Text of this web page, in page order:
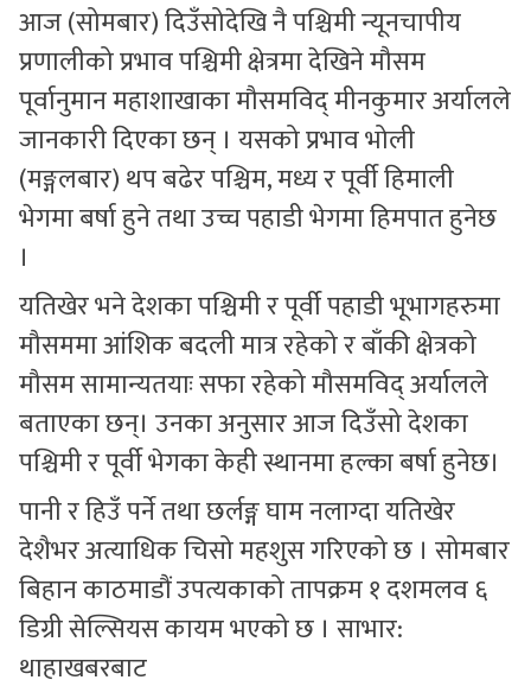
आज (सोमबार) दिउँसोदेखि नै पश्चिमी न्यूनचापीय
प्रणालीको प्रभाव पश्चिमी क्षेत्रमा देखिने मौसम
पूर्वानुमान महाशाखाका मौसमविद् मीनकुमार अर्यालले
जानकारी दिएका छन् । यसको प्रभाव भोली
(मङ्गलबार) थप बढेर पश्चिम, मध्य र पूर्वी हिमाली
भेगमा बर्षा हुने तथा उच्च पहाडी भेगमा हिमपात हुनेछ
।
यतिखेर भने देशका पश्चिमी र पूर्वी पहाडी भूभागहरुमा
मौसममा आंशिक बदली मात्र रहेको र बाँकी क्षेत्रको
मौसम सामान्यतयाः सफा रहेको मौसमविद् अर्यालले
बताएका छन्। उनका अनुसार आज दिउँसो देशका
पश्चिमी र पूर्वी भेगका केही स्थानमा हल्का बर्षा हुनेछ।
पानी र हिउँ पर्ने तथा छर्लङ्ग घाम नलाग्दा यतिखेर
देशैभर अत्याधिक चिसो महशुस गरिएको छ । सोमबार
बिहान काठमाडौं उपत्यकाको तापक्रम १ दशमलव ६
डिग्री सेल्सियस कायम भएको छ । साभार:
थाहाखबरबाट